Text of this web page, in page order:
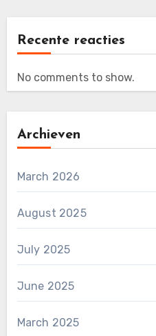
Recente reacties
No comments to show.
Archieven
March 2026
August 2025
July 2025
June 2025
March 2025